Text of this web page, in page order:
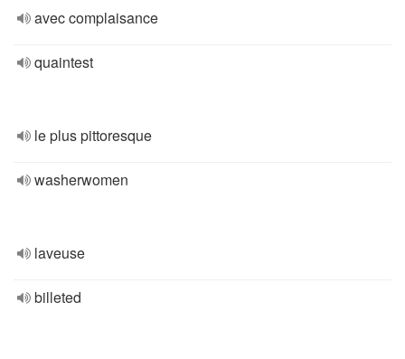
avec complaisance
quaintest
le plus pittoresque
washerwomen
laveuse
billeted